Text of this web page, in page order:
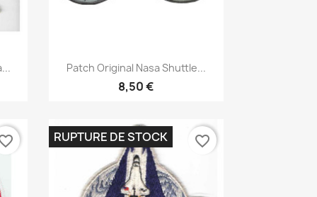
Aperçu rapide
Patch Original Nasa Shuttle...
8,50 €
RUPTURE DE STOCK favorite_border